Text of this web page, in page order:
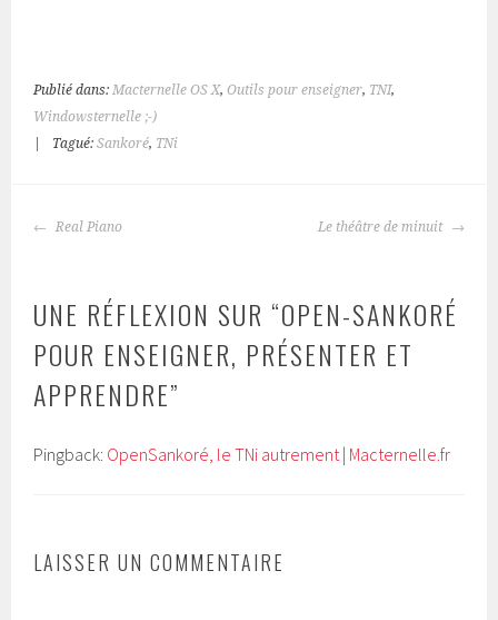
Publié dans:Macternelle OS X,Outils pour enseigner, TNI,
Windowsternelle ;-)
Tagué:Sankoré, TNi
NAVIGATION
Real Piano Le théâtre de minuit
UNE RÉFLEXION SUR “OPEN-SANKORÉ
POUR ENSEIGNER, PRÉSENTER ET
APPRENDRE”
Pingback: OpenSankoré, le TNi autrement | Macternelle.fr
LAISSER UN COMMENTAIRE